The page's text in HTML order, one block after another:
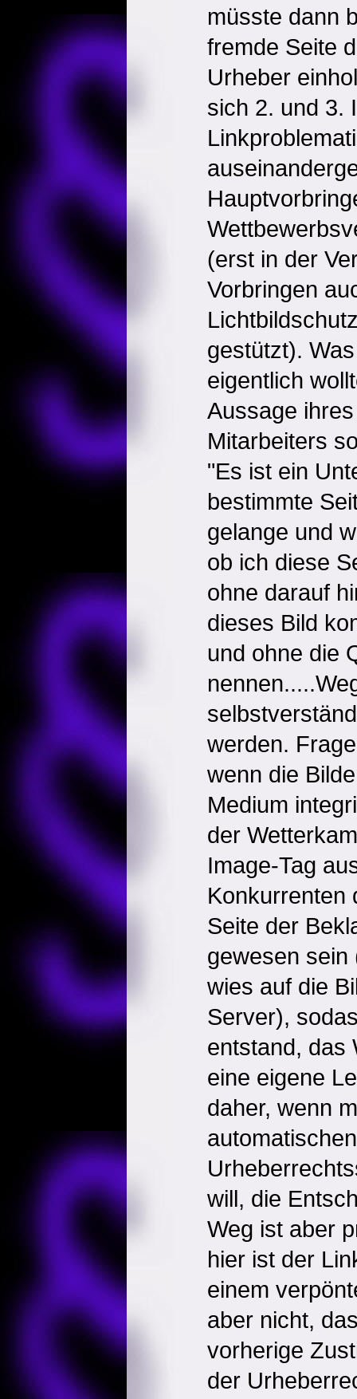
müsste dann
fremde Seite
Urheber
sich 2. und 3.
(erst in der
Vorbringen
gestützt).
eigentlich
Aussage
Mitarbeiters
"Es ist ein
bestimmte
gelange und
ob ich diese
ohne darauf
dieses Bild
und ohne die
werden.
wenn die
Medium
der
Image-Tag
Konkurrenten
Seite der
gewesen sein
wies auf die
Server),
entstand, das
eine eigene
daher, wenn
will, die
Weg ist aber
hier ist der
einem
aber nicht,
vorherige
der